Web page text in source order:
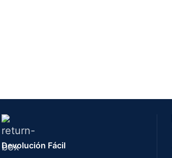
Devolución Fácil